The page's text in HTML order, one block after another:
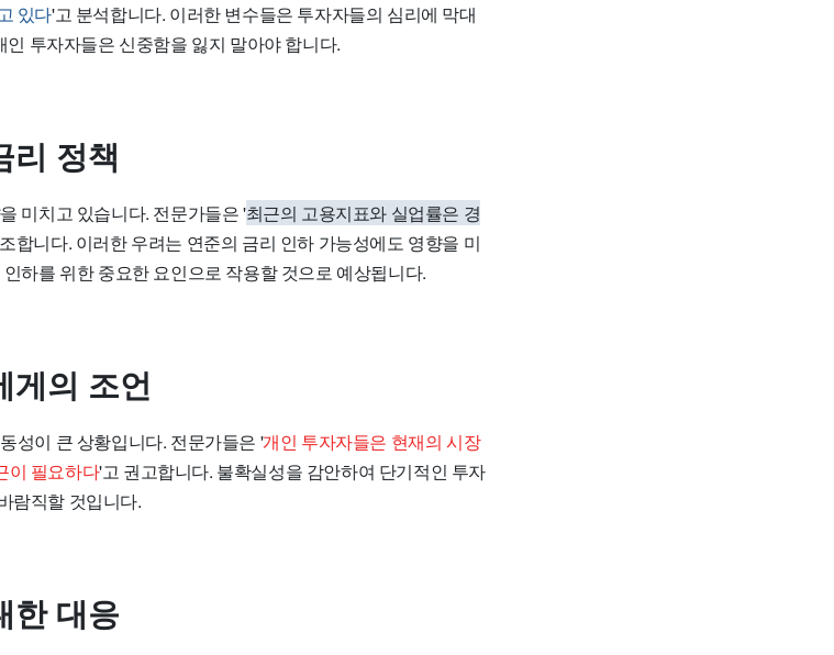
있다'고 분석합니다. 이러한 변수들은 투자자들의 심리에 막대
투자자들은 신중함을 잃지 말아야 합니다.
리 정책
미치고 있습니다. 전문가들은 '최근의 고용지표와 실업률은 경
합니다. 이러한 우려는 연준의 금리 인하 가능성에도 영향을 미
하를 위한 중요한 요인으로 작용할 것으로 예상됩니다.
게의 조언
성이 큰 상황입니다. 전문가들은 '개인 투자자들은 현재의 시장
이 필요하다'고 권고합니다. 불확실성을 감안하여 단기적인 투자
람직할 것입니다.
한 대응